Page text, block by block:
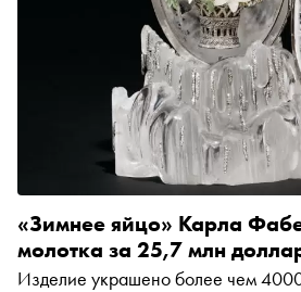
«Зимнее яйцо» Карла
молотка за 25,7 млн
Изделие украшено более чем